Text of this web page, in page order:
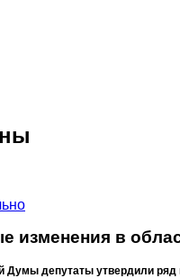
изменения в
Думы депутаты утвердили